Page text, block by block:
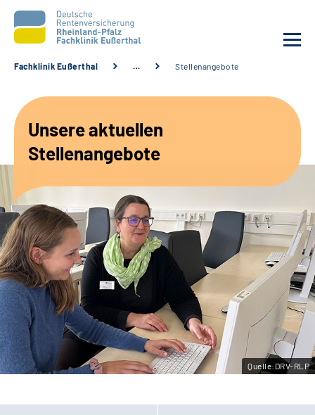
Unsere Angebote
Karriere
Beratungsstellen &
Zuweisende
Suche
Leichte Sprache
Gebärdensprache
Fachklinik Eußerthal … Stellenangebote
Unsere aktuellen
Stellenangebote
Quelle:DRV-RLP